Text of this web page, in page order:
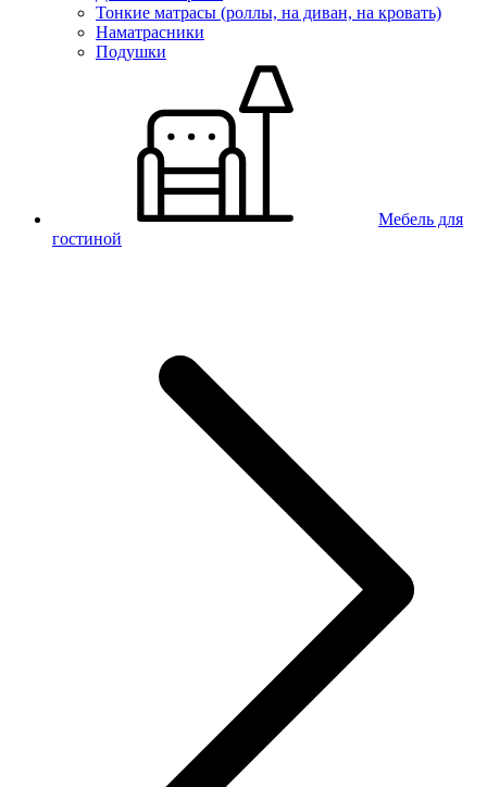
Тонкие матрасы (роллы, на диван, на кровать)
Наматрасники
Подушки
Мебель для
гостиной